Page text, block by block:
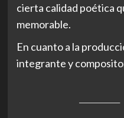
cierta calidad poética
memorable.
En cuanto a la
integrante y